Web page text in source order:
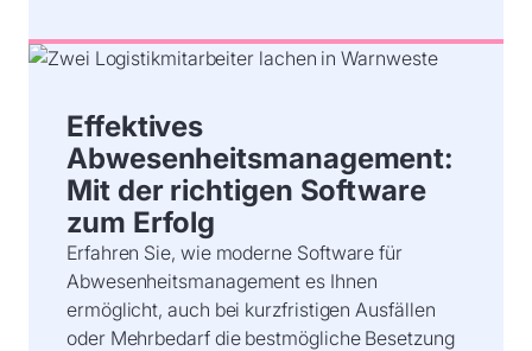
Effektives
Abwesenheitsmanagement:
Mit der richtigen Software
zum Erfolg
Erfahren Sie, wie moderne Software für
Abwesenheitsmanagement es Ihnen
ermöglicht, auch bei kurzfristigen Ausfällen
oder Mehrbedarf die bestmögliche Besetzung